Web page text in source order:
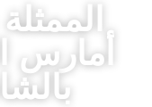
أمارس